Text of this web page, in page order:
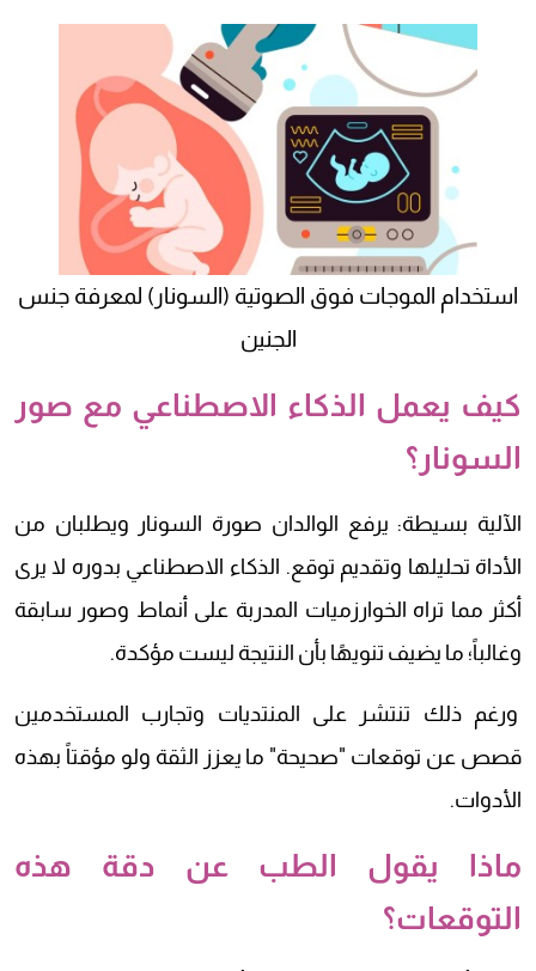
استخدام الموجات فوق الصوتية (السونار) لمعرفة جنس
الجنين
كيف يعمل الذكاء الاصطناعي مع صور
السونار؟
الآلية بسيطة: يرفع الوالدان صورة السونار ويطلبان من
الأداة تحليلها وتقديم توقع. الذكاء الاصطناعي بدوره لا يرى
أكثر مما تراه الخوارزميات المدربة على أنماط وصور سابقة
وغالباً؛ ما يضيف تنويهًا بأن النتيجة ليست مؤكدة.
ورغم ذلك تنتشر على المنتديات وتجارب المستخدمين
قصص عن توقعات "صحيحة" ما يعزز الثقة ولو مؤقتاً بهذه
الأدوات.
ماذا يقول الطب عن دقة هذه
التوقعات؟